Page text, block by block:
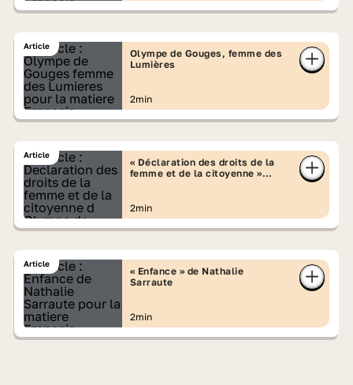
Article
Olympe de Gouges, femme des
Lumières
2min
Article
« Déclaration des droits de la
femme et de la citoyenne »
2min
Article
« Enfance » de Nathalie
Sarraute
2min